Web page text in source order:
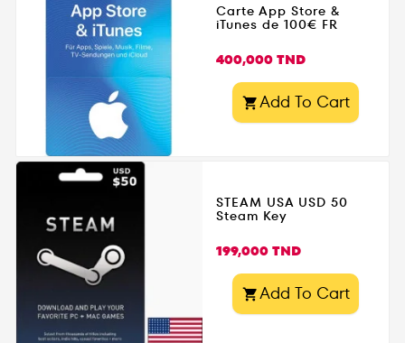
Carte App Store &
iTunes de 100€ FR
Prix
400,000 TND
Add To Cart
STEAM USA USD 50
Steam Key
Prix
199,000 TND
Add To Cart